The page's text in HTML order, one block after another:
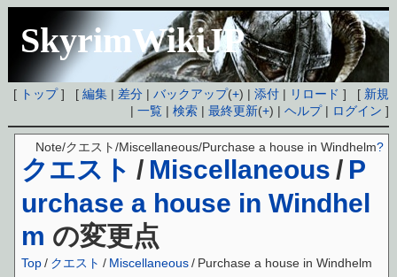
SkyrimWikiJP
[ トップ] [編集 | 差分 |バックアップ(+) |添付 | リロード ] [ 新規
|一覧 |検索 |最終更新(+) |ヘルプ| ログイン ]
クエスト / Miscellaneous / P
urchase a house in Windhel
m の変更点
Note/クエスト/Miscellaneous/Purchase a house in Windhelm?
Top / クエスト / Miscellaneous/ Purchase a house in Windhelm